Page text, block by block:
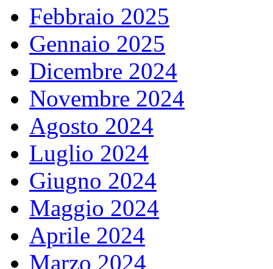
Febbraio 2025
Gennaio 2025
Dicembre 2024
Novembre 2024
Agosto 2024
Luglio 2024
Giugno 2024
Maggio 2024
Aprile 2024
Marzo 2024